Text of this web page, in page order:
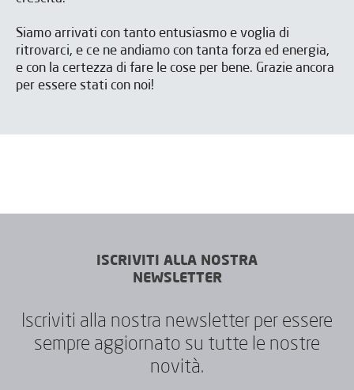
Siamo arrivati con tanto entusiasmo e voglia di
ritrovarci, e ce ne andiamo con tanta forza ed energia,
e con la certezza di fare le cose per bene. Grazie ancora
per essere stati con noi!
ISCRIVITI ALLA NOSTRA
NEWSLETTER
Iscriviti alla nostra newsletter per essere
sempre aggiornato su tutte le nostre
novità.
Ho letto e accetto ilAviso legaly laPolítica de privacidad*
Accetto di ricevere newsletter da IBARMIA.
Ho letto e accetto ilAviso legaly laPolítica de privacidad*
Accetto di ricevere newsletter da IBARMIA.